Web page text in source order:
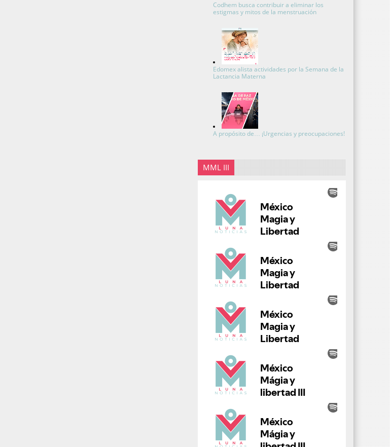
Codhem busca contribuir a eliminar los
estigmas y mitos de la menstruación
Edomex alista actividades por la Semana de la
Lactancia Materna
A propósito de… ¡Urgencias y preocupaciones!
MML III